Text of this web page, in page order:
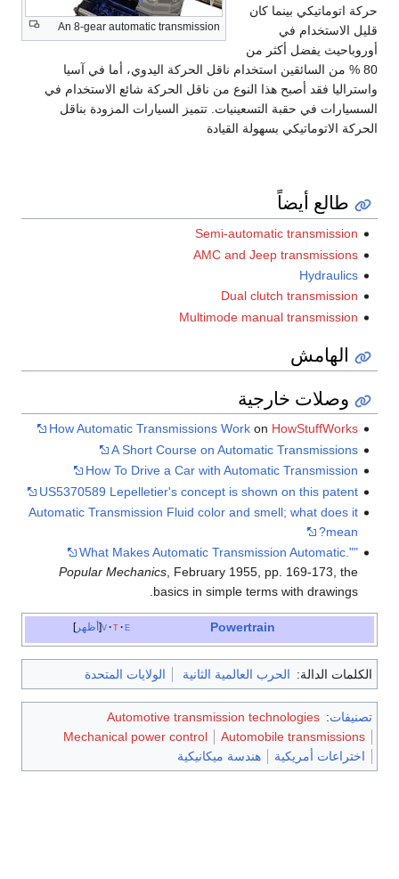
An 8-gear automatic transmission
حركة اتوماتيكي بينما كان
قليل الاستخدام في
أوروباحيث يفضل أكثر من
80 % من السائقين استخدام ناقل الحركة اليدوي، أما في آسيا
واستراليا فقد أصبح هذا النوع من ناقل الحركة شائع الاستخدام في
السسيارات في حقبة التسعينيات. تتميز السيارات المزودة بناقل
الحركة الاتوماتيكي بسهولة القيادة
طالع أيضاً
Semi-automatic transmission
AMC and Jeep transmissions
Hydraulics
Dual clutch transmission
Multimode manual transmission
الهامش
وصلات خارجية
How Automatic Transmissions Workon HowStuffWorks
A Short Course on Automatic Transmissions
How To Drive a Car with Automatic Transmission
US5370589 Lepelletier's concept is shown on this patent
Automatic Transmission Fluid color and smell; what does it
mean?
"What Makes Automatic Transmission Automatic."
Popular Mechanics, February 1955, pp. 169-173, the
basics in simple terms with drawings.
أظهر v t e Powertrain
الكلمات الدالة: الحرب العالمية الثانية الولايات المتحدة
تصنيفات:
Automotive transmission technologies
Automobile transmissions
Mechanical power control
اختراعات أمريكية
هندسة ميكانيكية